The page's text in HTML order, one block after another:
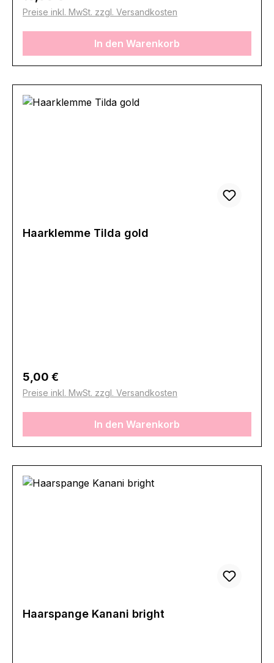
Preise inkl. MwSt. zzgl. Versandkosten
In den Warenkorb
Haarklemme Tilda gold
Regulärer Preis:
5,00 €
Preise inkl. MwSt. zzgl. Versandkosten
In den Warenkorb
Haarspange Kanani bright